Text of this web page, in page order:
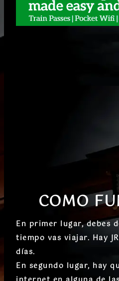
COMO
En primer lugar, debes
tiempo vas viajar. Hay
días.
En segundo lugar, hay